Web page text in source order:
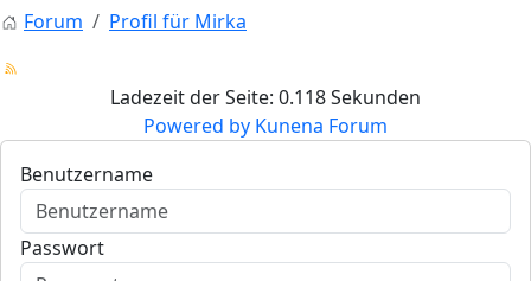
Forum Profil für Mirka
Ladezeit der Seite: 0.118 Sekunden
Powered by Kunena Forum
Benutzername
Passwort